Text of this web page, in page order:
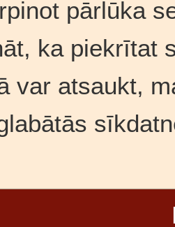
pārlūka
ka piekrītat
var atsaukt,